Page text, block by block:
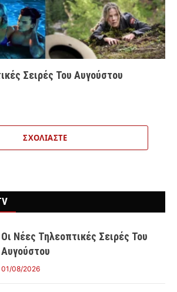
Σειρές Του Αυγούστου
ΣΧΟΛΙΆΣΤΕ
Οι Νέες Τηλεοπτικές Σειρές Του
Αυγούστου
01/08/2026